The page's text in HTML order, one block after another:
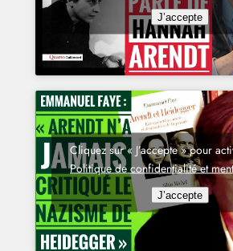
J’accepte
Cliquez sur « J’accepte » pour
Politique de confidentialité et
J’accepte